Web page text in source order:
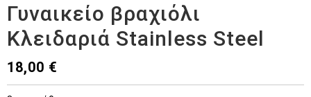
Γυναικείο βραχιόλι
Κλειδαριά Stainless Steel
18,00 €